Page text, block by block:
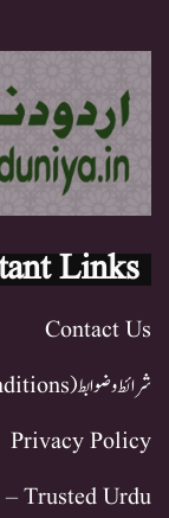
Links
Contact Us
شرائط و ضوابط (Terms & Conditions)
Privacy Policy
Trusted Urdu